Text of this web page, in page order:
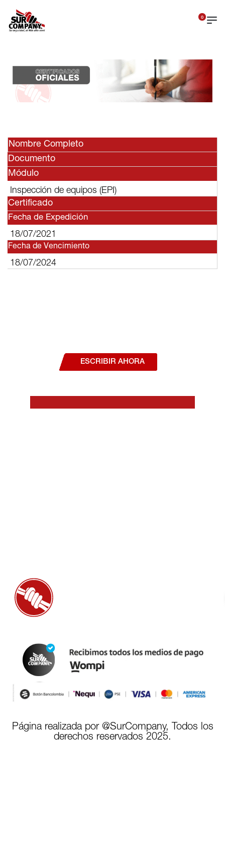
0
Nombre Completo
Documento
Módulo
Inspección de equipos (EPI)
Certificado
Fecha de Expedición
18/07/2021
Fecha de Vencimiento
18/07/2024
ESCRIBIR AHORA
Página realizada por @SurCompany, Todos los
derechos reservados 2025.